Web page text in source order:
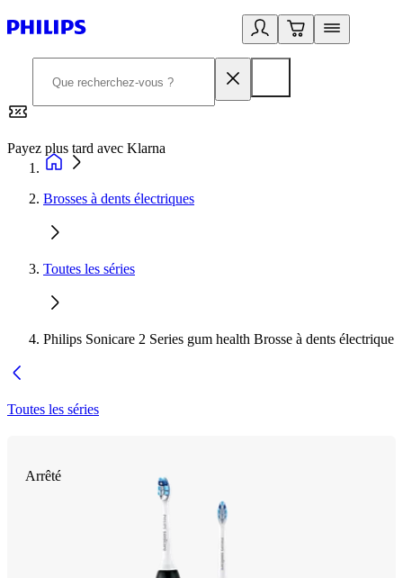
Payez plus tard avec Klarna
Brosses à dents électriques
Toutes les séries
Philips Sonicare 2 Series gum health Brosse à dents électrique
Toutes les séries
Arrêté